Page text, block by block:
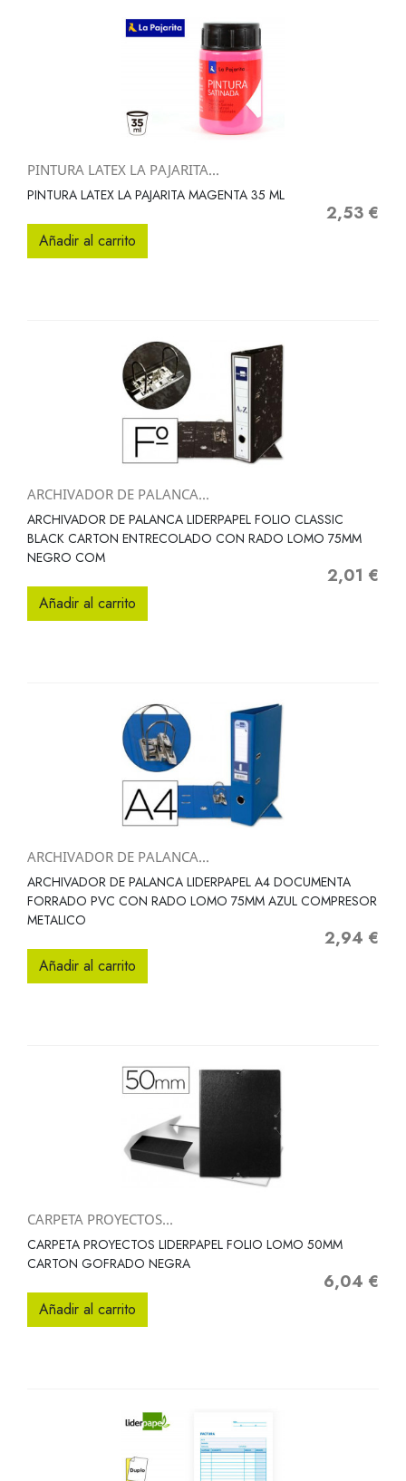
PINTURA LATEX LA PAJARITA...
PINTURA LATEX LA PAJARITA MAGENTA 35 ML
Precio
2,53 €
Añadir al carrito
ARCHIVADOR DE PALANCA...
ARCHIVADOR DE PALANCA LIDERPAPEL FOLIO CLASSIC
BLACK CARTON ENTRECOLADO CON RADO LOMO 75MM
NEGRO COM
Precio
2,01 €
Añadir al carrito
ARCHIVADOR DE PALANCA...
ARCHIVADOR DE PALANCA LIDERPAPEL A4 DOCUMENTA
FORRADO PVC CON RADO LOMO 75MM AZUL COMPRESOR
METALICO
Precio
2,94 €
Añadir al carrito
CARPETA PROYECTOS...
CARPETA PROYECTOS LIDERPAPEL FOLIO LOMO 50MM
CARTON GOFRADO NEGRA
Precio
6,04 €
Añadir al carrito